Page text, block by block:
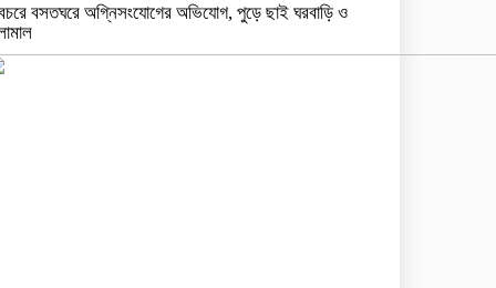
বসতঘরে অগ্নিসংযোগের অভিযোগ, পুড়ে ছাই ঘরবাড়ি ও